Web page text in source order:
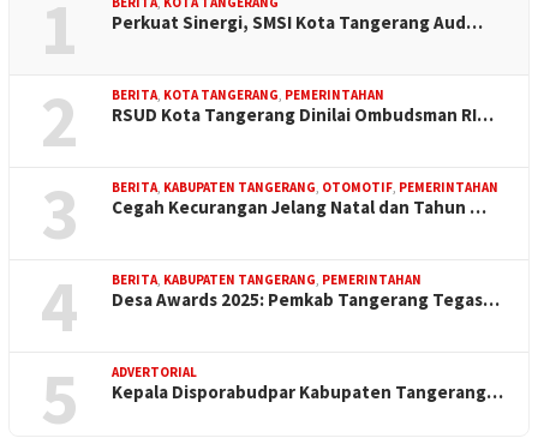
1 Perkuat Sinergi, SMSI Kota Tangerang Aud…
2 BERITA KOTA TANGERANG PEMERINTAHAN
RSUD Kota Tangerang Dinilai Ombudsman RI…
3 BERITA KABUPATEN TANGERANG OTOMOTIF PEMERINTAHAN
Cegah Kecurangan Jelang Natal dan Tahun …
4 BERITA KABUPATEN TANGERANG PEMERINTAHAN
Desa Awards 2025: Pemkab Tangerang Tegas…
5 ADVERTORIAL
Kepala Disporabudpar Kabupaten Tangerang…